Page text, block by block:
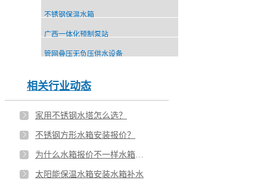
不锈钢保温水箱
广西一体化预制泵站
管网叠压无负压供水设备
相关行业动态
家用不锈钢水塔怎么选？
不锈钢方形水箱安装报价？
太阳能保温水箱安装水箱补水